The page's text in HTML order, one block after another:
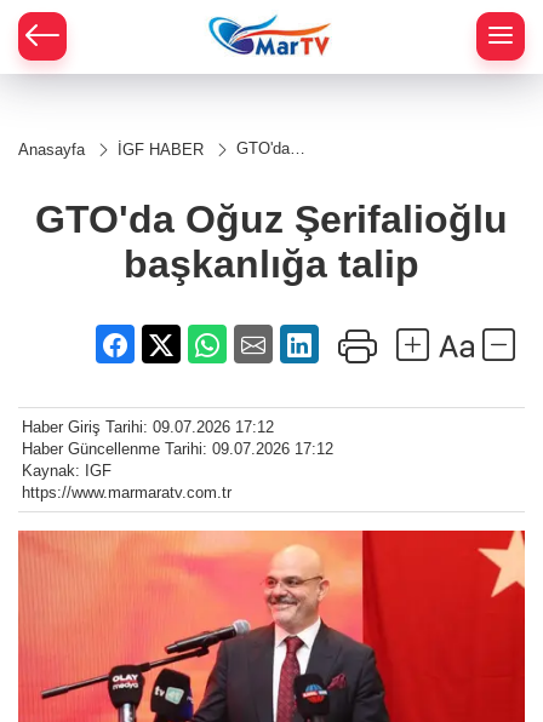
Anasayfa İGF HABER
GTO'da
başkanlığa
talip
GTO'da Oğuz Şerifalioğlu
başkanlığa talip
Haber Giriş Tarihi: 09.07.2026 17:12
Haber Güncellenme Tarihi: 09.07.2026 17:12
Kaynak: IGF
https://www.marmaratv.com.tr